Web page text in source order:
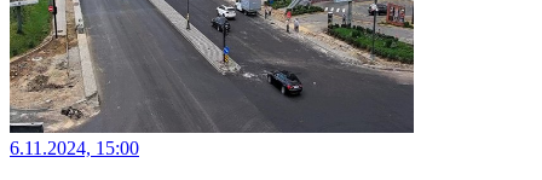
6.11.2024, 15:00